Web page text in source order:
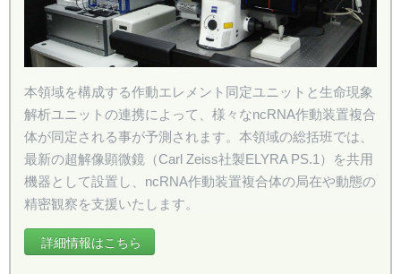
本領域を構成する作動エレメント同定ユニットと生命現象
解析ユニットの連携によって、様々なncRNA作動装置複合
体が同定される事が予測されます。本領域の総括班では、
最新の超解像顕微鏡（Carl Zeiss社製ELYRA PS.1）を共用
機器として設置し、ncRNA作動装置複合体の局在や動態の
精密観察を支援いたします。
詳細情報はこちら